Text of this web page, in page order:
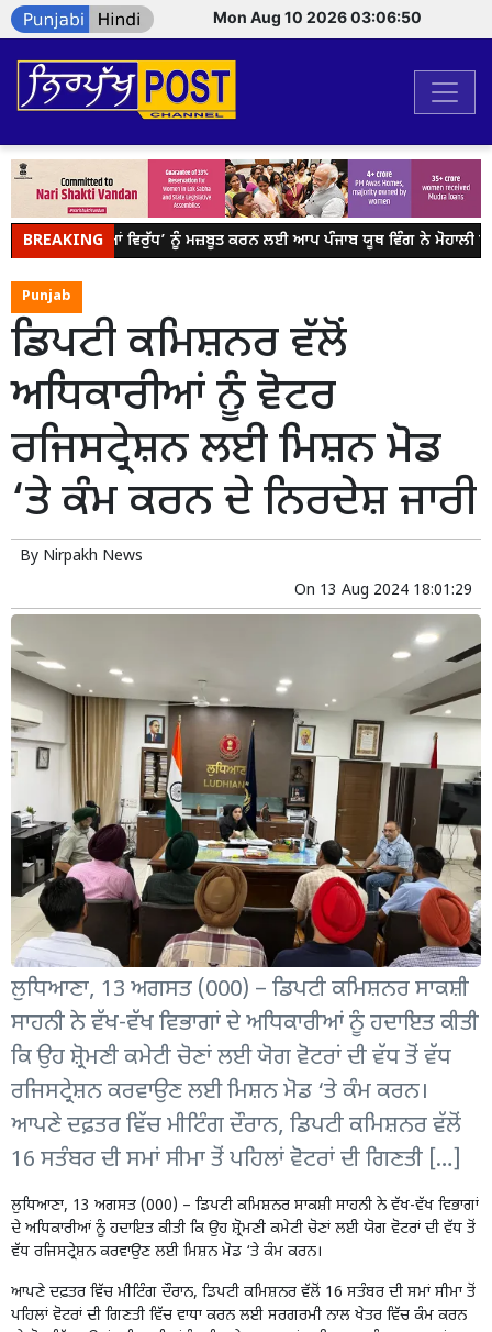
Mon Aug 10 2026 03:06:50
BREAKING
ਯੁੱਧ ਨਸ਼ਿਆਂ ਵਿਰੁੱਧ’ ਨੂੰ ਮਜ਼ਬੂਤ ਕਰਨ ਲਈ ਆਪ ਪੰਜਾਬ ਯੂਥ ਵਿੰਗ ਨੇ ਮੋਹਾਲੀ ਵਿਖੇ
Punjab
ਡਿਪਟੀ ਕਮਿਸ਼ਨਰ ਵੱਲੋਂ
ਅਧਿਕਾਰੀਆਂ ਨੂੰ ਵੋਟਰ
ਰਜਿਸਟ੍ਰੇਸ਼ਨ ਲਈ ਮਿਸ਼ਨ ਮੋਡ
‘ਤੇ ਕੰਮ ਕਰਨ ਦੇ ਨਿਰਦੇਸ਼ ਜਾਰੀ
By Nirpakh News
On 13 Aug 2024 18:01:29
ਲੁਧਿਆਣਾ, 13 ਅਗਸਤ (000) – ਡਿਪਟੀ ਕਮਿਸ਼ਨਰ ਸਾਕਸ਼ੀ
ਸਾਹਨੀ ਨੇ ਵੱਖ-ਵੱਖ ਵਿਭਾਗਾਂ ਦੇ ਅਧਿਕਾਰੀਆਂ ਨੂੰ ਹਦਾਇਤ ਕੀਤੀ
ਕਿ ਉਹ ਸ਼੍ਰੋਮਣੀ ਕਮੇਟੀ ਚੋਣਾਂ ਲਈ ਯੋਗ ਵੋਟਰਾਂ ਦੀ ਵੱਧ ਤੋਂ ਵੱਧ
ਰਜਿਸਟ੍ਰੇਸ਼ਨ ਕਰਵਾਉਣ ਲਈ ਮਿਸ਼ਨ ਮੋਡ ‘ਤੇ ਕੰਮ ਕਰਨ।
ਆਪਣੇ ਦਫ਼ਤਰ ਵਿੱਚ ਮੀਟਿੰਗ ਦੌਰਾਨ, ਡਿਪਟੀ ਕਮਿਸ਼ਨਰ ਵੱਲੋਂ
16 ਸਤੰਬਰ ਦੀ ਸਮਾਂ ਸੀਮਾ ਤੋਂ ਪਹਿਲਾਂ ਵੋਟਰਾਂ ਦੀ ਗਿਣਤੀ […]
ਲੁਧਿਆਣਾ, 13 ਅਗਸਤ (000) – ਡਿਪਟੀ ਕਮਿਸ਼ਨਰ ਸਾਕਸ਼ੀ ਸਾਹਨੀ ਨੇ ਵੱਖ-ਵੱਖ ਵਿਭਾਗਾਂ
ਦੇ ਅਧਿਕਾਰੀਆਂ ਨੂੰ ਹਦਾਇਤ ਕੀਤੀ ਕਿ ਉਹ ਸ਼੍ਰੋਮਣੀ ਕਮੇਟੀ ਚੋਣਾਂ ਲਈ ਯੋਗ ਵੋਟਰਾਂ ਦੀ ਵੱਧ ਤੋਂ
ਵੱਧ ਰਜਿਸਟ੍ਰੇਸ਼ਨ ਕਰਵਾਉਣ ਲਈ ਮਿਸ਼ਨ ਮੋਡ ‘ਤੇ ਕੰਮ ਕਰਨ।
ਆਪਣੇ ਦਫ਼ਤਰ ਵਿੱਚ ਮੀਟਿੰਗ ਦੌਰਾਨ, ਡਿਪਟੀ ਕਮਿਸ਼ਨਰ ਵੱਲੋਂ 16 ਸਤੰਬਰ ਦੀ ਸਮਾਂ ਸੀਮਾ ਤੋਂ
ਪਹਿਲਾਂ ਵੋਟਰਾਂ ਦੀ ਗਿਣਤੀ ਵਿੱਚ ਵਾਧਾ ਕਰਨ ਲਈ ਸਰਗਰਮੀ ਨਾਲ ਖੇਤਰ ਵਿੱਚ ਕੰਮ ਕਰਨ